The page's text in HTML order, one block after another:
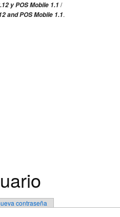
yPOS Mobile 1.1 /
andPOS Mobile 1.1.
contraseña